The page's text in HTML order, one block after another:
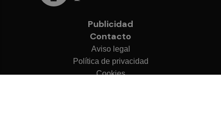
Publicidad
Contacto
Aviso legal
Política de privacidad
Cookies